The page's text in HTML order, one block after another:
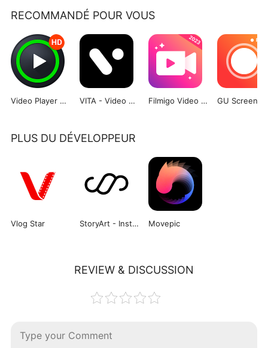
RECOMMANDÉ POUR VOUS
Video Player All Format – XPlayer VITA - Video Editor & Maker Filmigo Video Maker
PLUS DU DÉVELOPPEUR
Vlog Star StoryArt - Insta story editor Movepic
REVIEW & DISCUSSION